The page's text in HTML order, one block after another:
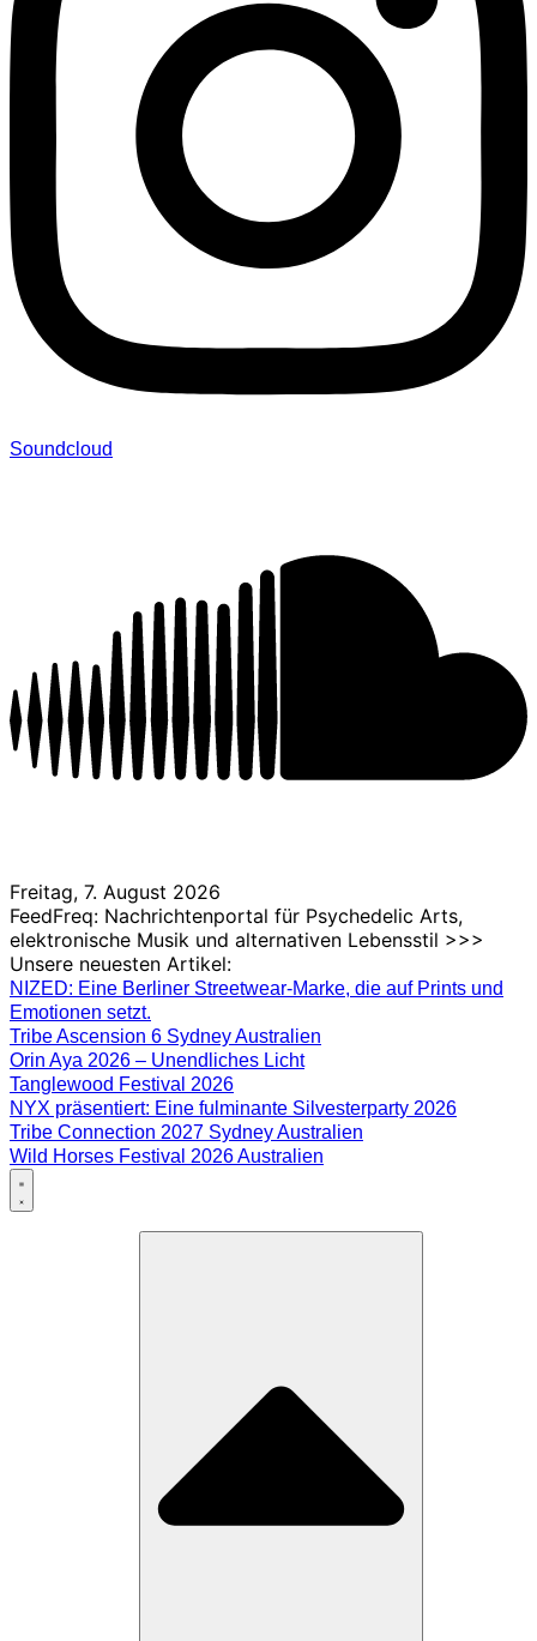
Soundcloud
Freitag, 7. August 2026
FeedFreq: Nachrichtenportal für Psychedelic Arts,
elektronische Musik und alternativen Lebensstil >>>
Unsere neuesten Artikel:
NIZED: Eine Berliner Streetwear-Marke, die auf Prints und
Emotionen setzt.
Tribe Ascension 6 Sydney Australien
Orin Aya 2026 – Unendliches Licht
Tanglewood Festival 2026
NYX präsentiert: Eine fulminante Silvesterparty 2026
Tribe Connection 2027 Sydney Australien
Wild Horses Festival 2026 Australien